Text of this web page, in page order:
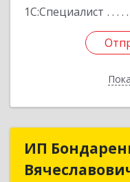
1С:Специалист
ИП
ИП